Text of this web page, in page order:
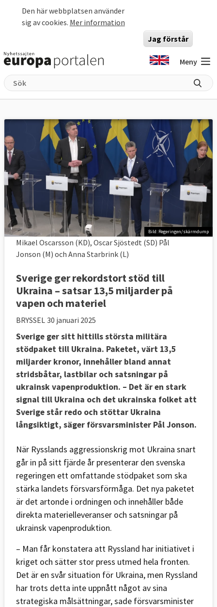
Den här webbplatsen använder
sig av cookies. Mer information
Jag förstår
Meny
Bild: Regeringen/skärmdump
Mikael Oscarsson (KD), Oscar Sjöstedt (SD) Pål
Jonson (M) och Anna Starbrink (L)
Sverige ger rekordstort stöd till
Ukraina – satsar 13,5 miljarder på
vapen och materiel
BRYSSEL 30 januari 2025
Sverige ger sitt hittills största militära
stödpaket till Ukraina. Paketet, värt 13,5
miljarder kronor, innehåller bland annat
stridsbåtar, lastbilar och satsningar på
ukrainsk vapenproduktion. – Det är en stark
signal till Ukraina och det ukrainska folket att
Sverige står redo och stöttar Ukraina
långsiktigt, säger försvarsminister Pål Jonson.
När Rysslands aggressionskrig mot Ukraina snart
går in på sitt fjärde år presenterar den svenska
regeringen ett omfattande stödpaket som ska
stärka landets försvarsförmåga. Det nya paketet
är det artonde i ordningen och innehåller både
direkta materielleveranser och satsningar på
ukrainsk vapenproduktion.
– Man får konstatera att Ryssland har initiativet i
kriget och sätter stor press utmed hela fronten.
Det är en svår situation för Ukraina, men Ryssland
har trots detta inte uppnått något av sina
strategiska målsättningar, sade försvarsminister